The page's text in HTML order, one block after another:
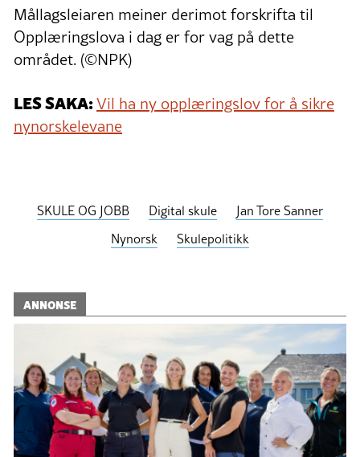
Mållagsleiaren meiner derimot forskrifta til
Opplæringslova i dag er for vag på dette
området. (©NPK)
LES SAKA:Vil ha ny opplæringslov for å sikre
nynorskelevane
SKULE OG JOBB Digital skule
Jan Tore Sanner
Nynorsk
Skulepolitikk
ANNONSE